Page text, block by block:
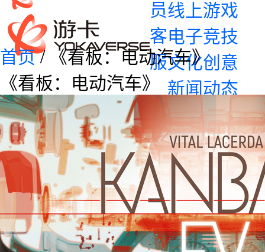
员
客
服
线上游戏
电子竞技
文化创意
新闻动态
企业资讯
产品资讯
加入我们
校园招聘
社会招聘
联系我们
首页/ 《看板：电动汽车》
《看板：电动汽车》